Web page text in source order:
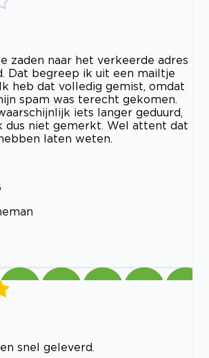
zaden naar het verkeerde adres
Dat begreep ik uit een mailtje
heb dat volledig gemist, omdat
spam was terecht gekomen.
iets langer geduurd,
dus niet gemerkt. Wel attent dat
laten weten.
snel geleverd.